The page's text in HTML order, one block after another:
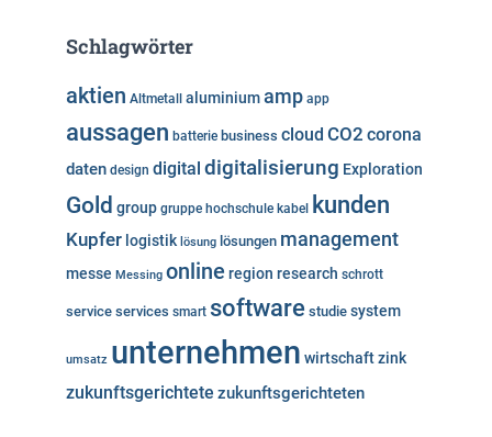
g
r
i
n
Schlagwörter
aktien Altmetall aluminiumamp app
aussagen batterie business cloud CO2 corona
daten design digital digitalisierung Exploration
Gold group gruppe hochschule kabel kunden
Kupfer logistik lösung lösungen management
messe Messing online region research schrott
service services smart software studie system
umsatz unternehmen wirtschaftzink
zukunftsgerichtete zukunftsgerichteten